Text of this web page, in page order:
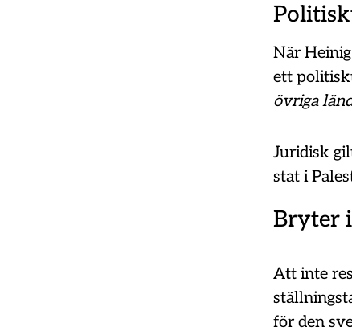
När
ett
övriga
Juridisk
stat i
Bryter
Att inte
för den